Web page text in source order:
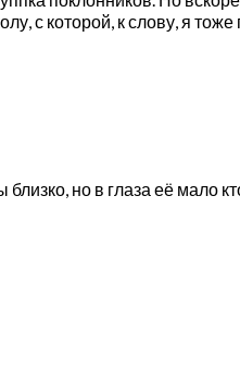
с которой, к слову, я
но в глаза её мало